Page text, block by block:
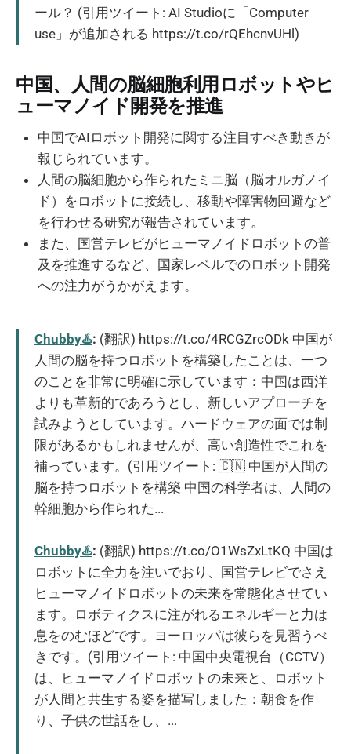
ール？ (引用ツイート: AI Studioに「Computer
use」が追加される https://t.co/rQEhcnvUHl)
中国、人間の脳細胞利用ロボットやヒ
ューマノイド開発を推進
中国でAIロボット開発に関する注目すべき動きが
報じられています。
人間の脳細胞から作られたミニ脳（脳オルガノイ
ド）をロボットに接続し、移動や障害物回避など
を行わせる研究が報告されています。
また、国営テレビがヒューマノイドロボットの普
及を推進するなど、国家レベルでのロボット開発
への注力がうかがえます。
Chubby♨️: (翻訳) https://t.co/4RCGZrcODk 中国が
人間の脳を持つロボットを構築したことは、一つ
のことを非常に明確に示しています：中国は西洋
よりも革新的であろうとし、新しいアプローチを
試みようとしています。ハードウェアの面では制
限があるかもしれませんが、高い創造性でこれを
補っています。(引用ツイート: 🇨🇳 中国が人間の
脳を持つロボットを構築 中国の科学者は、人間の
幹細胞から作られた...
Chubby♨️: (翻訳) https://t.co/O1WsZxLtKQ 中国は
ロボットに全力を注いでおり、国営テレビでさえ
ヒューマノイドロボットの未来を常態化させてい
ます。ロボティクスに注がれるエネルギーと力は
息をのむほどです。ヨーロッパは彼らを見習うべ
きです。(引用ツイート: 中国中央電視台（CCTV）
は、ヒューマノイドロボットの未来と、ロボット
が人間と共生する姿を描写しました：朝食を作
り、子供の世話をし、...